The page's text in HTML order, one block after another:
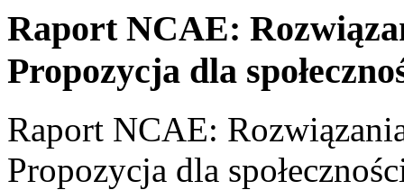
Raport NCAE:
Propozycja dla
Raport NCAE:
Propozycja dla